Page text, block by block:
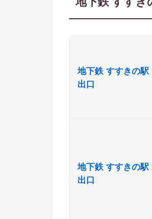
地下鉄 すすきの駅
出口
地下鉄 すすきの駅
出口